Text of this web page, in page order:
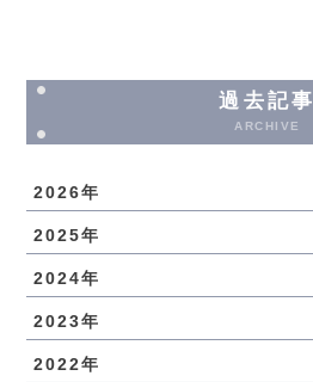
過去記事
ARCHIVE
2026年
2025年
2024年
2023年
2022年